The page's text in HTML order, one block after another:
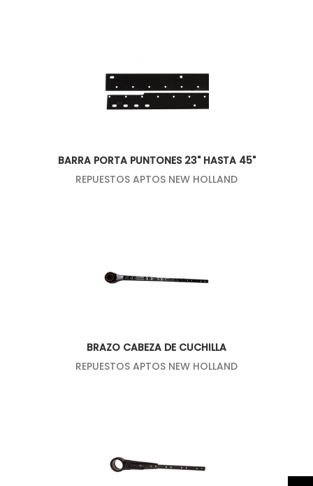
BARRA PORTA PUNTONES 23" HASTA 45"
REPUESTOS APTOS NEW HOLLAND
BRAZO CABEZA DE CUCHILLA
REPUESTOS APTOS NEW HOLLAND